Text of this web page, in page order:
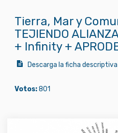
Tierra, Mar y
TEJIENDO
+ Infinity +
Descarga la ficha
Votos:801